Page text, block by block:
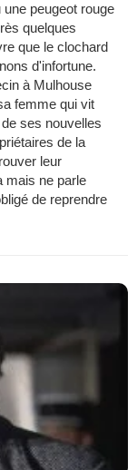
peugeot rouge
quelques
que le clochard
d'infortune.
à Mulhouse
femme qui vit
ses nouvelles
de la
leur
mais ne parle
de reprendre